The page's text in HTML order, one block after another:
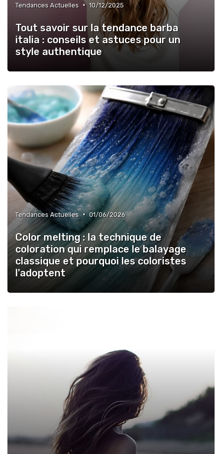
Tendances Actuelles • 10/12/2025
Tout savoir sur la tendance barba
italia : conseils et astuces pour un
style authentique
Tendances Actuelles • 01/06/2026
Color melting : la technique de
coloration qui remplace le balayage
classique et pourquoi les coloristes
l'adoptent